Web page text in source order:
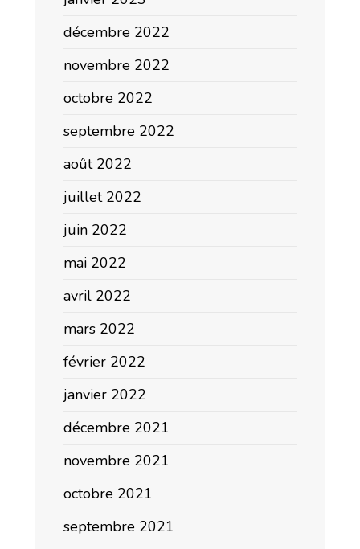
décembre 2022
novembre 2022
octobre 2022
septembre 2022
août 2022
juillet 2022
juin 2022
mai 2022
avril 2022
mars 2022
février 2022
janvier 2022
décembre 2021
novembre 2021
octobre 2021
septembre 2021